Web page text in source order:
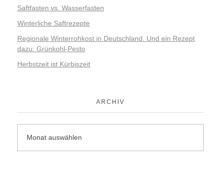
Saftfasten vs. Wasserfasten
Winterliche Saftrezepte
Regionale Winterrohkost in Deutschland. Und ein Rezept
dazu: Grünkohl-Pesto
Herbstzeit ist Kürbiszeit
ARCHIV